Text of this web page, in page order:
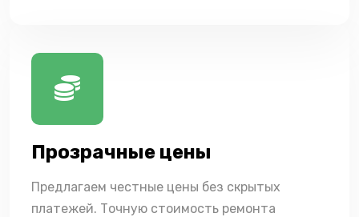
Прозрачные цены
Предлагаем честные цены без скрытых
платежей. Точную стоимость ремонта